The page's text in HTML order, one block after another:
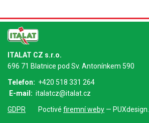
ITALAT CZ s.r.o.
696 71 Blatnice pod Sv. Antonínkem 590
Telefon: +420 518 331 264
E-mail: italatcz@italat.cz
GDPR
Poctivé firemní weby — PUXdesign.